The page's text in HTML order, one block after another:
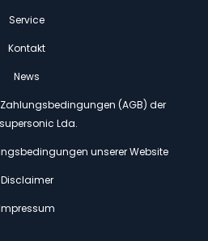
Service
Kontakt
News
(AGB) der
Lda.
unserer Website
Disclaimer